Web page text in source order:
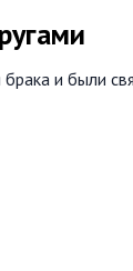
и были